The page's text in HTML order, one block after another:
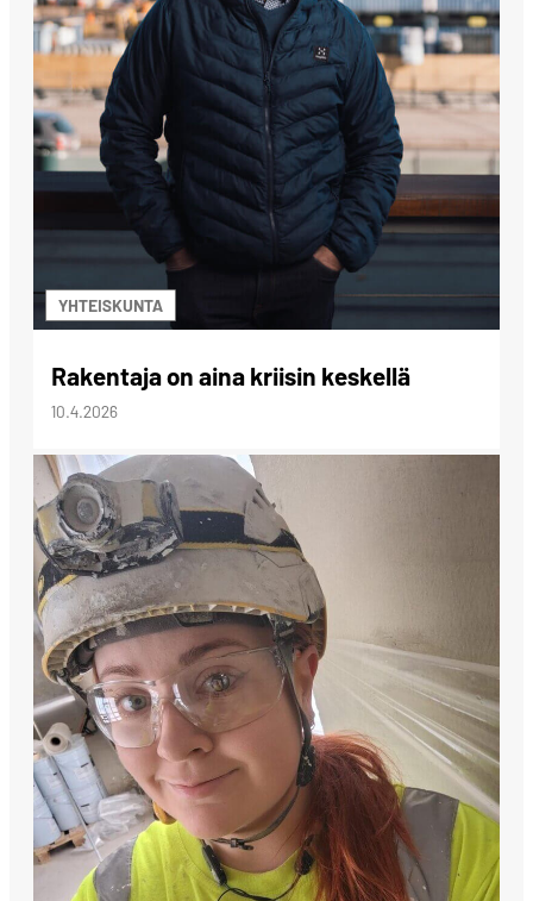
YHTEISKUNTA
Rakentaja on aina kriisin keskellä
10.4.2026